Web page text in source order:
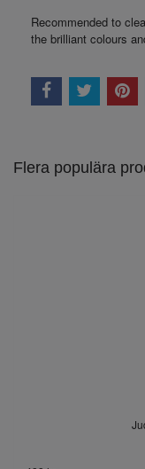
Recommended to
the brilliant colours
Flera populära